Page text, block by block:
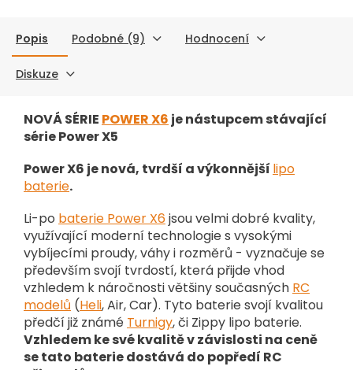
Popis Podobné (9) Hodnocení
Diskuze
NOVÁ SÉRIE POWER X6 je nástupcem stávající
série Power X5
Power X6 je nová, tvrdší a výkonnější lipo
baterie.
Li-po baterie Power X6jsou velmi dobré kvality,
využívající moderní technologie s vysokými
vybíjecími proudy, váhy i rozměrů - vyznačuje se
především svojí tvrdostí, která přijde vhod
vzhledem k náročnosti většiny současných RC
modelů (Heli, Air, Car). Tyto baterie svojí kvalitou
předčí již známé Turnigy, či Zippy lipo baterie.
Vzhledem ke své kvalitě v závislosti na ceně
se tato baterie dostává do popředí RC